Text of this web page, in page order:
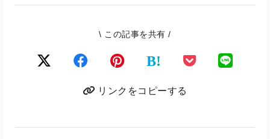
\ この記事を共有 /
B!
リンクをコピーする